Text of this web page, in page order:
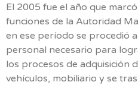
El 2005 fue el año que
funciones de la Autoridad
en ese período se procedió
personal necesario para
los procesos de adquisición
vehículos, mobiliario y se